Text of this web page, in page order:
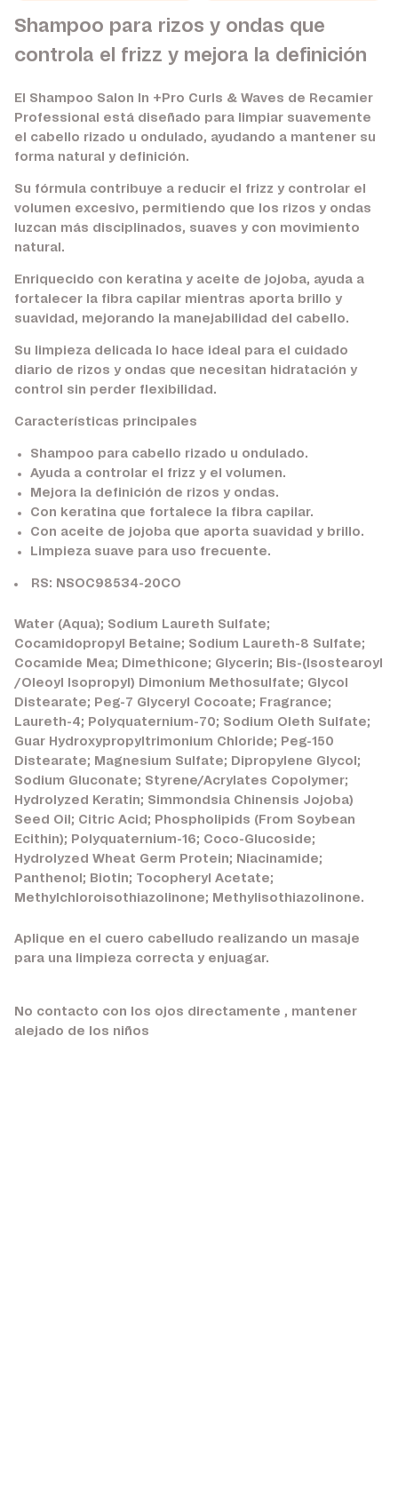
Shampoo para rizos y ondas que
controla el frizz y mejora la definición
El Shampoo Salon In +Pro Curls & Waves de Recamier
Professional está diseñado para limpiar suavemente
el cabello rizado u ondulado, ayudando a mantener su
forma natural y definición.
Su fórmula contribuye a reducir el frizz y controlar el
volumen excesivo, permitiendo que los rizos y ondas
luzcan más disciplinados, suaves y con movimiento
natural.
Enriquecido con keratina y aceite de jojoba, ayuda a
fortalecer la fibra capilar mientras aporta brillo y
suavidad, mejorando la manejabilidad del cabello.
Su limpieza delicada lo hace ideal para el cuidado
diario de rizos y ondas que necesitan hidratación y
control sin perder flexibilidad.
Características principales
Shampoo para cabello rizado u ondulado.
Ayuda a controlar el frizz y el volumen.
Mejora la definición de rizos y ondas.
Con keratina que fortalece la fibra capilar.
Con aceite de jojoba que aporta suavidad y brillo.
Limpieza suave para uso frecuente.
RS: NSOC98534-20CO
Water (Aqua); Sodium Laureth Sulfate;
Cocamidopropyl Betaine; Sodium Laureth-8 Sulfate;
Cocamide Mea; Dimethicone; Glycerin; Bis-(Isostearoyl
/Oleoyl Isopropyl) Dimonium Methosulfate; Glycol
Distearate; Peg-7 Glyceryl Cocoate; Fragrance;
Laureth-4; Polyquaternium-70; Sodium Oleth Sulfate;
Guar Hydroxypropyltrimonium Chloride; Peg-150
Distearate; Magnesium Sulfate; Dipropylene Glycol;
Sodium Gluconate; Styrene/Acrylates Copolymer;
Hydrolyzed Keratin; Simmondsia Chinensis Jojoba)
Seed Oil; Citric Acid; Phospholipids (From Soybean
Ecithin); Polyquaternium-16; Coco-Glucoside;
Hydrolyzed Wheat Germ Protein; Niacinamide;
Panthenol; Biotin; Tocopheryl Acetate;
Methylchloroisothiazolinone; Methylisothiazolinone.
Aplique en el cuero cabelludo realizando un masaje
para una limpieza correcta y enjuagar.
No contacto con los ojos directamente , mantener
alejado de los niños